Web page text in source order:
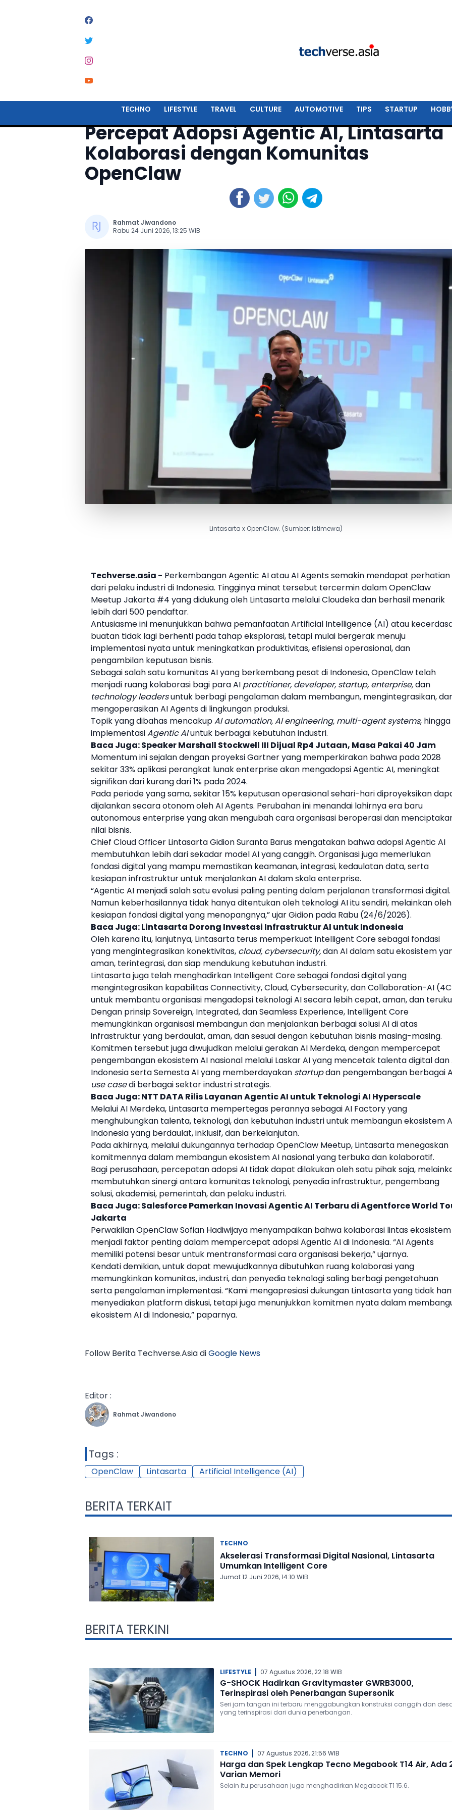
TECHNO LIFESTYLE TRAVEL CULTURE AUTOMOTIVE TIPS STARTUP
Percepat Adopsi Agentic AI, Lintasarta
Kolaborasi dengan Komunitas
OpenClaw
Rahmat Jiwandono
Rabu 24 Juni 2026, 13:25 WIB
Lintasarta x OpenClaw. (Sumber: istimewa)
Techverse.asia - Perkembangan Agentic AI atau AI Agents semakin mendapat perhatian
dari pelaku industri di Indonesia. Tingginya minat tersebut tercermin dalamOpenClaw
Meetup Jakarta #4 yang didukung oleh Lintasarta melalui Cloudeka dan berhasil menarik
lebih dari 500 pendaftar.
Antusiasme ini menunjukkan bahwa pemanfaatan Artificial Intelligence (AI) atau
buatan tidak lagi berhenti pada tahap eksplorasi, tetapi mulai bergerak menuju
implementasi nyata untuk meningkatkan produktivitas, efisiensi operasional, dan
pengambilan keputusan bisnis.
Sebagai salah satu komunitas AI yang berkembang pesat di Indonesia,OpenClaw telah
menjadi ruang kolaborasi bagi para AI practitioner, developer, startup, enterprise,dan
technology leadersuntuk berbagi pengalaman dalam membangun, mengintegrasikan,
mengoperasikan AI Agents di lingkungan produksi.
Topik yang dibahas mencakupAI automation, AI engineering, multi-agent systems, hingga
implementasiAgentic AIuntuk berbagai kebutuhan industri.
Baca Juga:Speaker Marshall Stockwell III Dijual Rp4 Jutaan, Masa Pakai 40 Jam
Momentum ini sejalan dengan proyeksi Gartner yang memperkirakan bahwa pada 2028
sekitar 33% aplikasi perangkat lunak enterprise akan mengadopsi Agentic AI, meningkat
signifikan dari kurang dari 1% pada 2024.
Pada periode yang sama, sekitar 15% keputusan operasional sehari-hari diproyeksikan
dijalankan secara otonom oleh AI Agents. Perubahan ini menandai lahirnya era baru
autonomous enterprise yang akan mengubah cara organisasi beroperasi dan
nilai bisnis.
Chief Cloud Officer LintasartaGidion Suranta Barus mengatakan bahwa adopsi Agentic AI
membutuhkan lebih dari sekadar model AI yang canggih. Organisasi juga memerlukan
fondasi digital yang mampu memastikan keamanan, integrasi, kedaulatan data, serta
kesiapan infrastruktur untuk menjalankan AI dalam skala enterprise.
“Agentic AI menjadi salah satu evolusi paling penting dalam perjalanan transformasi digital.
Namun keberhasilannya tidak hanya ditentukan oleh teknologi AI itu sendiri, melainkan oleh
kesiapan fondasi digital yang menopangnya,” ujar Gidion pada Rabu (24/6/2026).
Baca Juga:Lintasarta Dorong Investasi Infrastruktur AI untuk Indonesia
Oleh karena itu, lanjutnya, Lintasarta terus memperkuat Intelligent Core sebagai fondasi
yang mengintegrasikan konektivitas, cloud, cybersecurity,dan AI dalam satu ekosistem
aman, terintegrasi, dan siap mendukung kebutuhan industri.
Lintasartajuga telah menghadirkan Intelligent Core sebagai fondasi digital yang
mengintegrasikan kapabilitas Connectivity, Cloud, Cybersecurity, dan Collaboration-AI
untuk membantu organisasi mengadopsi teknologi AI secara lebih cepat, aman, dan
Dengan prinsip Sovereign, Integrated, dan Seamless Experience, Intelligent Core
memungkinkan organisasi membangun dan menjalankan berbagai solusi AI di atas
infrastruktur yang berdaulat, aman, dan sesuai dengan kebutuhan bisnis masing-masing.
Komitmen tersebut juga diwujudkan melalui gerakan AI Merdeka, dengan mempercepat
pengembangan ekosistem AI nasional melalui Laskar AI yang mencetak talenta digital dan
Indonesia serta Semesta AI yang memberdayakan startupdan pengembangan berbagai
use casedi berbagai sektor industri strategis.
Baca Juga:NTT DATA Rilis Layanan Agentic AI untuk Teknologi AI Hyperscale
Melalui AI Merdeka, Lintasarta mempertegas perannya sebagai AI Factory yang
menghubungkan talenta, teknologi, dan kebutuhan industri untuk membangun ekosistem
Indonesia yang berdaulat, inklusif, dan berkelanjutan.
Pada akhirnya, melalui dukungannya terhadapOpenClaw Meetup, Lintasarta menegaskan
komitmennya dalam membangun ekosistem AI nasional yang terbuka dan kolaboratif.
Bagi perusahaan, percepatan adopsi AI tidak dapat dilakukan oleh satu pihak saja,
membutuhkan sinergi antara komunitas teknologi, penyedia infrastruktur, pengembang
solusi, akademisi, pemerintah, dan pelaku industri.
Baca Juga:Salesforce Pamerkan Inovasi Agentic AI Terbaru di Agentforce World
Jakarta
PerwakilanOpenClawSofian Hadiwijaya menyampaikan bahwa kolaborasi lintas ekosistem
menjadi faktor penting dalam mempercepat adopsi Agentic AI di Indonesia. “AI Agents
memiliki potensi besar untuk mentransformasi cara organisasi bekerja,” ujarnya.
Kendati demikian, untuk dapat mewujudkannya dibutuhkan ruang kolaborasi yang
memungkinkan komunitas, industri, dan penyedia teknologi saling berbagi pengetahuan
serta pengalaman implementasi. “Kami mengapresiasi dukungan Lintasartayang tidak
menyediakan platform diskusi, tetapi juga menunjukkan komitmen nyata dalam
ekosistem AI di Indonesia,” paparnya.
Follow Berita Techverse.Asia diGoogle News
Editor :
Rahmat Jiwandono
Tags :
OpenClaw Lintasarta Artificial Intelligence (AI)
BERITA TERKAIT
TECHNO
Akselerasi Transformasi Digital Nasional, Lintasarta
Umumkan Intelligent Core
Jumat 12 Juni 2026, 14:10 WIB
BERITA TERKINI
LIFESTYLE 07 Agustus 2026, 22:18 WIB
G-SHOCK Hadirkan Gravitymaster GWRB3000,
Terinspirasi oleh Penerbangan Supersonik
Seri jam tangan ini terbaru menggabungkan konstruksi canggih dan
yang terinspirasi dari dunia penerbangan.
TECHNO 07 Agustus 2026, 21:56 WIB
Harga dan Spek Lengkap Tecno Megabook T14 Air, Ada
Varian Memori
Selain itu perusahaan juga menghadirkan Megabook T1 15.6.